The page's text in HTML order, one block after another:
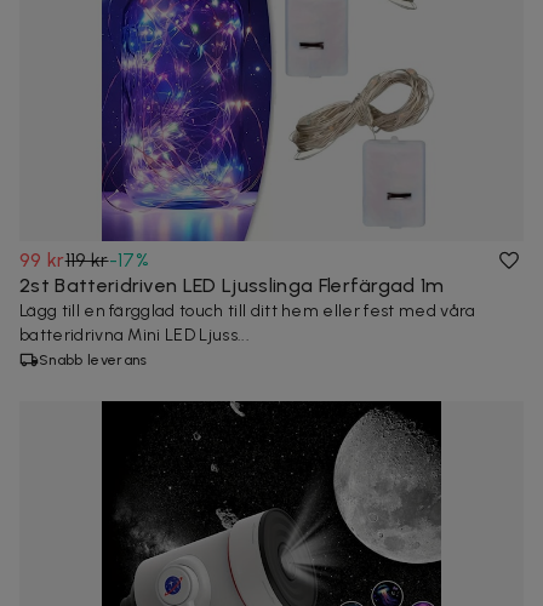
99 kr119 kr-17%
2st Batteridriven LED Ljusslinga Flerfärgad 1m
Lägg till en färgglad touch till ditt hem eller fest med våra
batteridrivna Mini LED Ljuss...
Snabb leverans